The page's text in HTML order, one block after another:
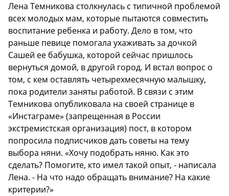
Лена Темникова столкнулась с типичной проблемой
всех молодых мам, которые пытаются совместить
воспитание ребенка и работу. Дело в том, что
раньше певице помогала ухаживать за дочкой
Сашей ее бабушка, которой сейчас пришлось
вернуться домой, в другой город. И встал вопрос о
том, с кем оставлять четырехмесячную малышку,
пока родители заняты работой. В связи с этим
Темникова опубликовала на своей странице в
«Инстаграме» (запрещенная в России
экстремистская организация) пост, в котором
попросила подписчиков дать советы на тему
выбора няни. «Хочу подобрать няню. Как это
сделать? Помогите, кто имел такой опыт, - написала
Лена. - На что надо обращать внимание? На какие
критерии?»